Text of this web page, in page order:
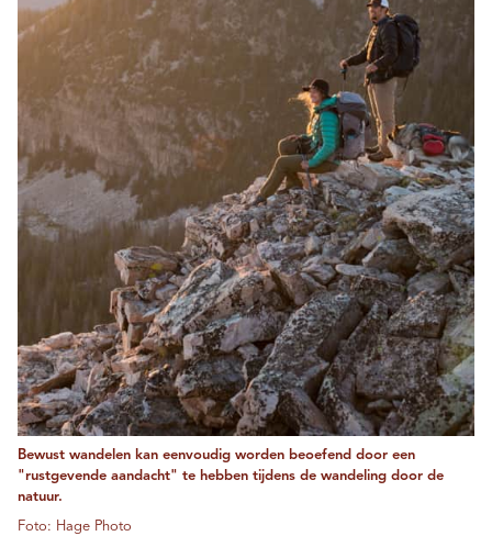
Bewust wandelen kan eenvoudig worden beoefend door een
"rustgevende aandacht" te hebben tijdens de wandeling door de
natuur.
Foto: Hage Photo